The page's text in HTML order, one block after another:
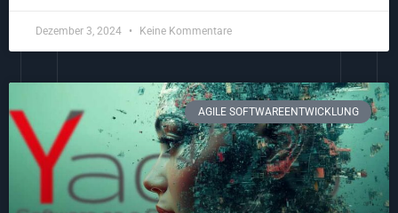
Dezember 3, 2024 Keine Kommentare
AGILE SOFTWAREENTWICKLUNG